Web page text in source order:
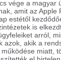
és
egy
hogy
fel.